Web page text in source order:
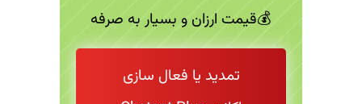
💰قیمت ارزان و بسیار به صرفه
تمدید یا فعال سازی